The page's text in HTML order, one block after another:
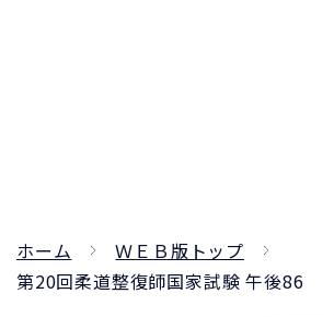
ホーム
ＷＥＢ版トップ
第20回柔道整復師国家試験 午後86